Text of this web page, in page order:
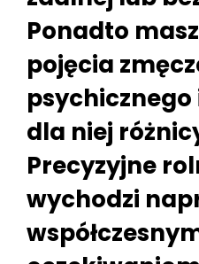
Ponadto
pojęcia
dla niej
Precyzyjne
wychodzi